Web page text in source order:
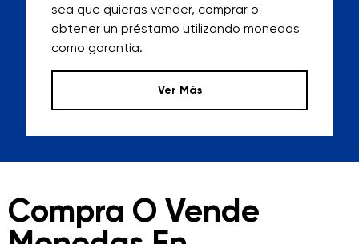
sea que quieras vender, comprar o
obtener un préstamo utilizando monedas
como garantía.
Ver Más
Compra O Vende